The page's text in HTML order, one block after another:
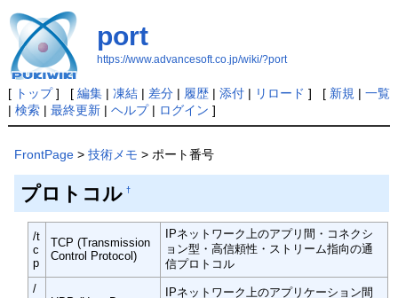
port
https://www.advancesoft.co.jp/wiki/?port
[ トップ] [ 編集| 凍結| 差分| 履歴| 添付| リロード ] [ 新規 | 一覧
| 検索| 最終更新| ヘルプ| ログイン ]
FrontPage >技術メモ > ポート番号
プロトコル †
/t
c
p
TCP (Transmission
Control Protocol)
IPネットワーク上のアプリ間・コネクシ
ョン型・高信頼性・ストリーム指向の通
信プロトコル
/
IPネットワーク上のアプリケーション間